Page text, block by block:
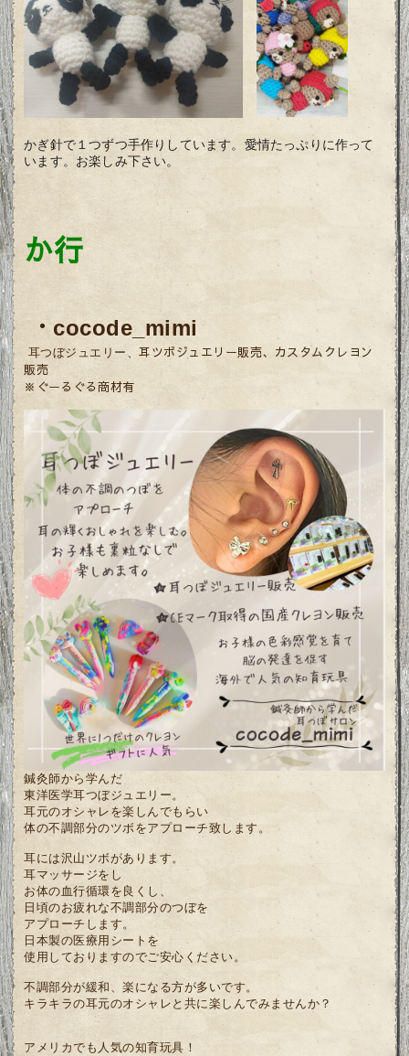
かぎ針で１つずつ手作りしています。愛情たっぷりに作って
います。お楽しみ下さい。
か行
・ cocode_mimi
耳つぼジュエリー、耳ツボジュエリー販売、カスタムクレヨン
販売
※ぐーるぐる商材有
鍼灸師から学んだ
東洋医学耳つぼジュエリー。
耳元のオシャレを楽しんでもらい
体の不調部分のツボをアプローチ致します。
耳には沢山ツボがあります。
耳マッサージをし
お体の血行循環を良くし、
日頃のお疲れな不調部分のつぼを
アプローチします。
日本製の医療用シートを
使用しておりますのでご安心ください。
不調部分が緩和、楽になる方が多いです。
キラキラの耳元のオシャレと共に楽しんでみませんか？
アメリカでも人気の知育玩具！